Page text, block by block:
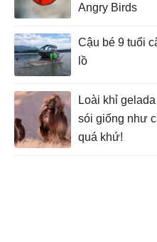
Angry Birds
Cậu bé 9 tuổi
lồ
Loài khỉ
sói giống như
quá khứ!